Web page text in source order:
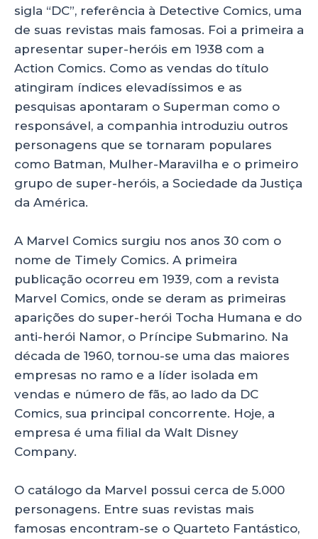
sigla “DC”, referência à Detective Comics, uma
de suas revistas mais famosas. Foi a primeira a
apresentar super-heróis em 1938 com a
Action Comics. Como as vendas do título
atingiram índices elevadíssimos e as
pesquisas apontaram o Superman como o
responsável, a companhia introduziu outros
personagens que se tornaram populares
como Batman, Mulher-Maravilha e o primeiro
grupo de super-heróis, a Sociedade da Justiça
da América.
A Marvel Comics surgiu nos anos 30 com o
nome de Timely Comics. A primeira
publicação ocorreu em 1939, com a revista
Marvel Comics, onde se deram as primeiras
aparições do super-herói Tocha Humana e do
anti-herói Namor, o Príncipe Submarino. Na
década de 1960, tornou-se uma das maiores
empresas no ramo e a líder isolada em
vendas e número de fãs, ao lado da DC
Comics, sua principal concorrente. Hoje, a
empresa é uma filial da Walt Disney
Company.
O catálogo da Marvel possui cerca de 5.000
personagens. Entre suas revistas mais
famosas encontram-se o Quarteto Fantástico,